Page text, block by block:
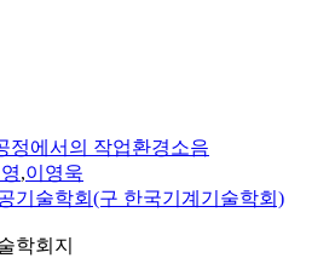
정에서의 작업환경소음
,이영욱
기술학회(구 한국기계기술학회)
학회지